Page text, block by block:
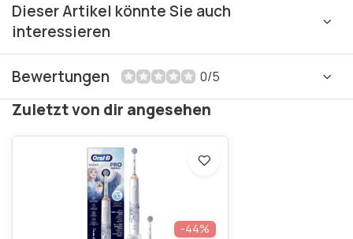
Dieser Artikel könnte Sie auch
interessieren
Bewertungen 0/5
Zuletzt von dir angesehen
-44%